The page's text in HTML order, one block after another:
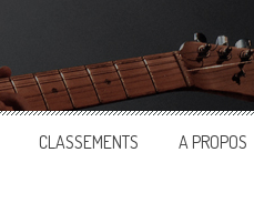
CLASSEMENTS A PROPOS